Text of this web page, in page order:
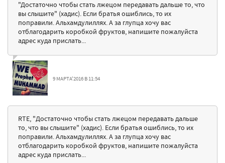
"Достаточно чтобы стать лжецом передавать дальше то, что
вы слышите" (хадис). Если братья ошиблись, то их
поправили. Альхамдулиллях. А за глупца хочу вас
отблагодарить коробкой фруктов, напишите пожалуйста
адрес куда прислать...
9 МАРТА'2016 В 11:54
RTE, "Достаточно чтобы стать лжецом передавать дальше
то, что вы слышите" (хадис). Если братья ошиблись, то их
поправили. Альхамдулиллях. А за глупца хочу вас
отблагодарить коробкой фруктов, напишите пожалуйста
адрес куда прислать...